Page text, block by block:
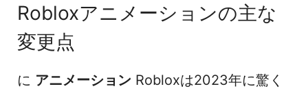
Robloxアニメーションの主な
変更点
に アニメーション Robloxは2023年に驚く